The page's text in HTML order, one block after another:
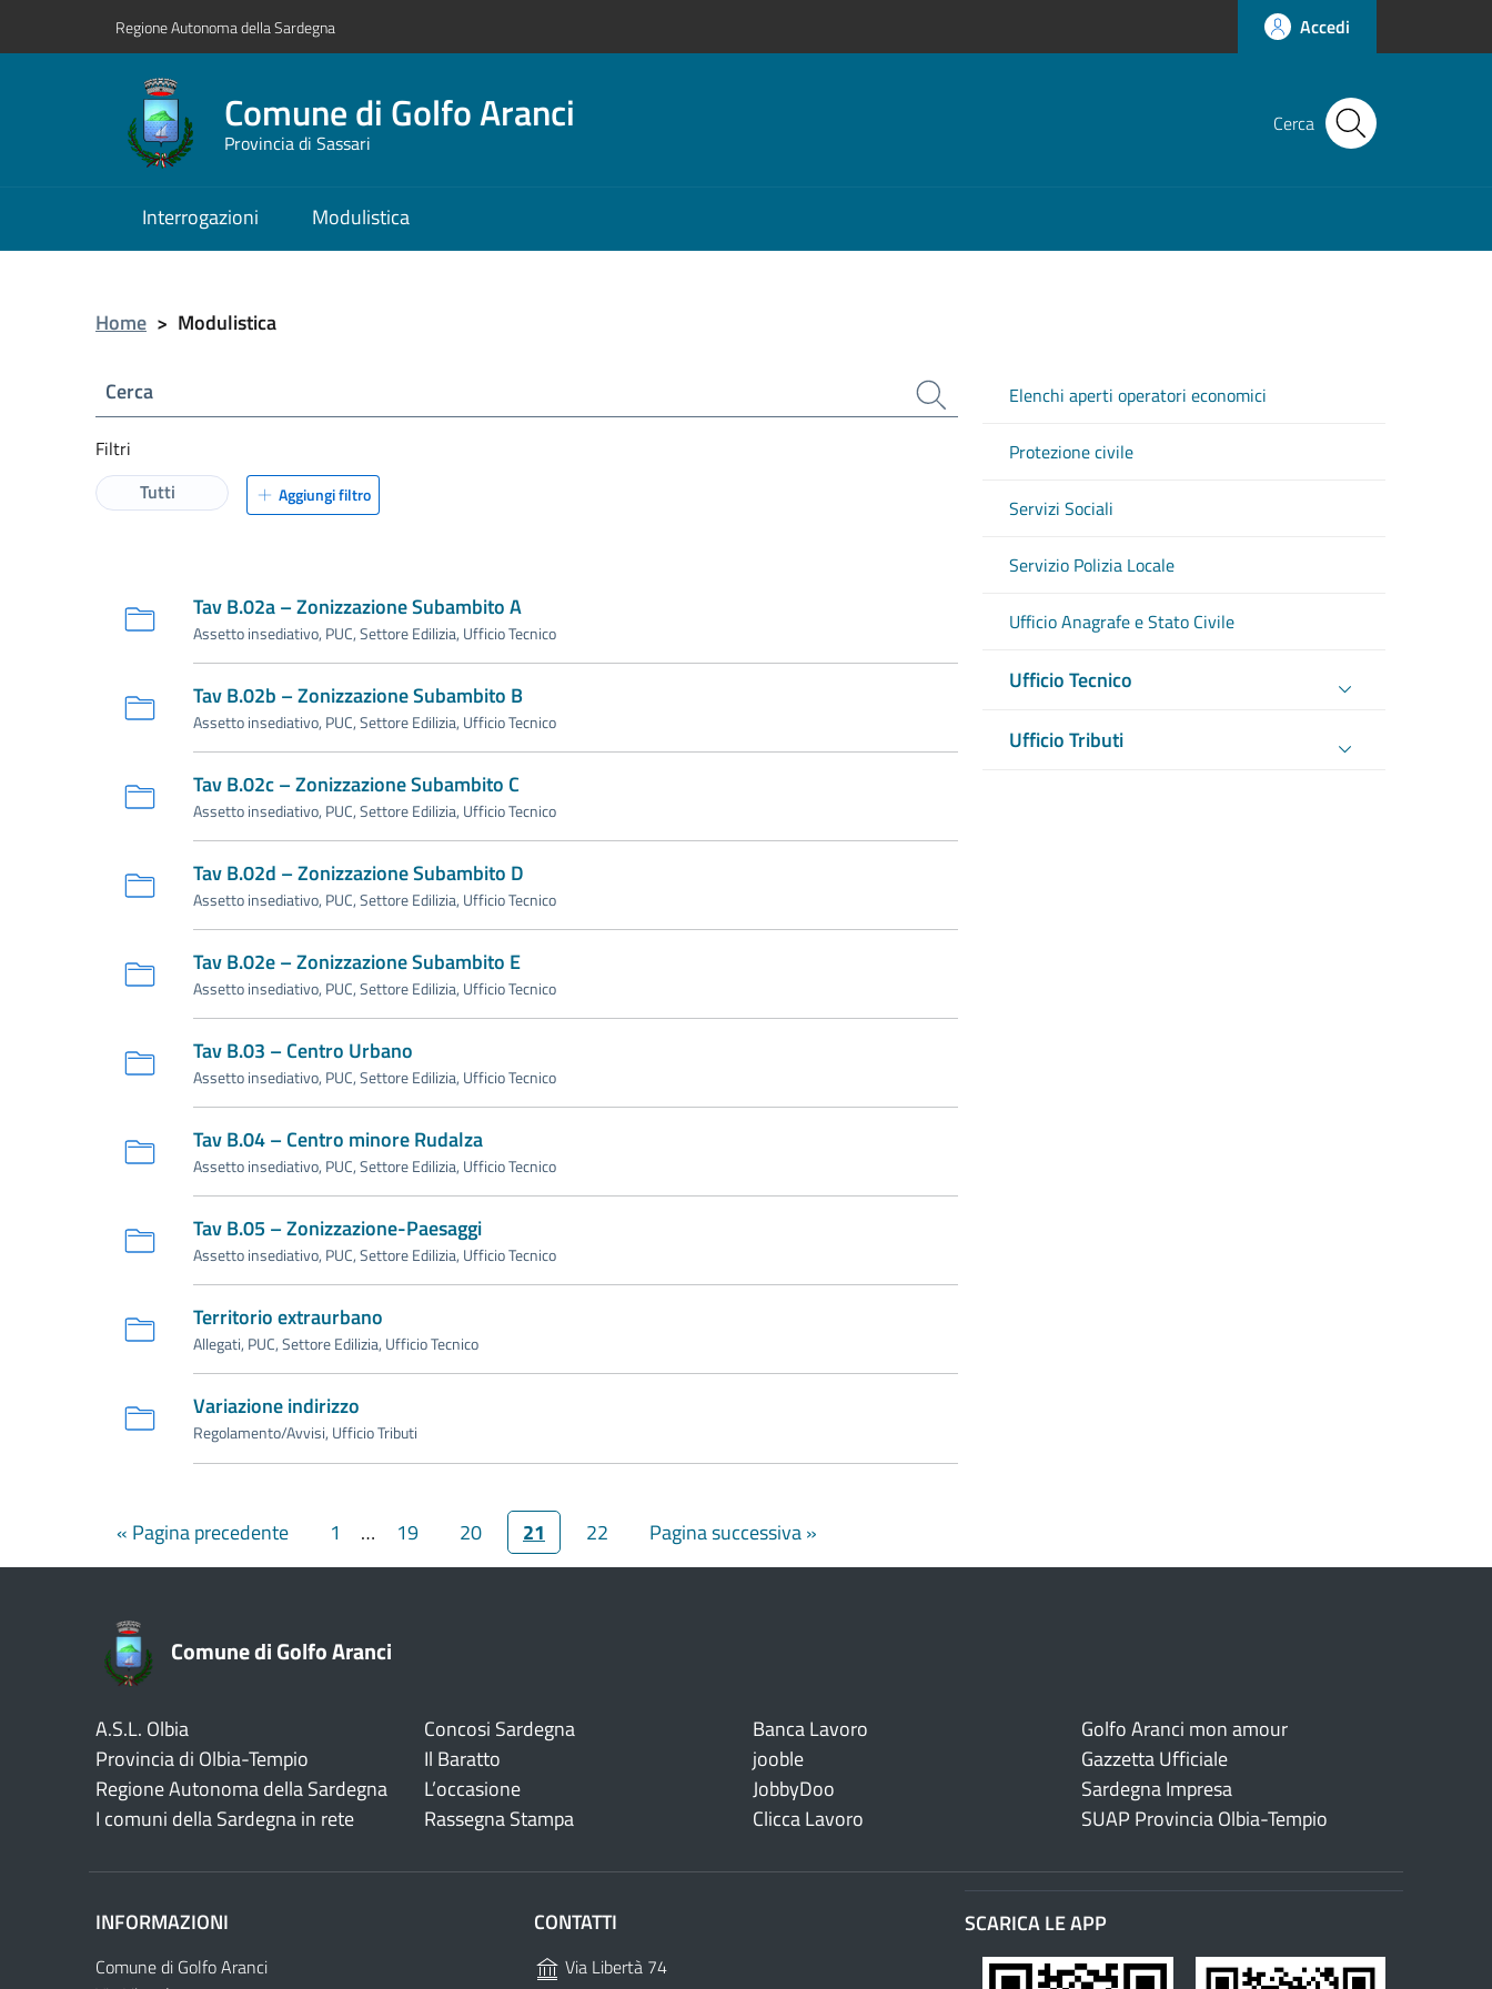
Regione Autonoma della Sardegna Accedi
Comune di Golfo Aranci
Provincia di Sassari
Cerca
Interrogazioni Modulistica
Home > Modulistica
Cerca
Filtri
Tutti
Aggiungi filtro
Tav B.02a – Zonizzazione Subambito A
Assetto insediativo, PUC, Settore Edilizia, Ufficio Tecnico
Tav B.02b – Zonizzazione Subambito B
Assetto insediativo, PUC, Settore Edilizia, Ufficio Tecnico
Tav B.02c – Zonizzazione Subambito C
Assetto insediativo, PUC, Settore Edilizia, Ufficio Tecnico
Tav B.02d – Zonizzazione Subambito D
Assetto insediativo, PUC, Settore Edilizia, Ufficio Tecnico
Tav B.02e – Zonizzazione Subambito E
Assetto insediativo, PUC, Settore Edilizia, Ufficio Tecnico
Tav B.03 – Centro Urbano
Assetto insediativo, PUC, Settore Edilizia, Ufficio Tecnico
Tav B.04 – Centro minore Rudalza
Assetto insediativo, PUC, Settore Edilizia, Ufficio Tecnico
Tav B.05 – Zonizzazione-Paesaggi
Assetto insediativo, PUC, Settore Edilizia, Ufficio Tecnico
Territorio extraurbano
Allegati, PUC, Settore Edilizia, Ufficio Tecnico
Variazione indirizzo
Regolamento/Avvisi, Ufficio Tributi
« Pagina precedente 1 … 19 20 21 22 Pagina successiva »
Elenchi aperti operatori economici
Protezione civile
Servizi Sociali
Servizio Polizia Locale
Ufficio Anagrafe e Stato Civile
Ufficio Tecnico
Ufficio Tributi
Comune di Golfo Aranci
A.S.L. Olbia
Provincia di Olbia-Tempio
Regione Autonoma della Sardegna
I comuni della Sardegna in rete
Concosi Sardegna
Il Baratto
L’occasione
Rassegna Stampa
Banca Lavoro
jooble
JobbyDoo
Clicca Lavoro
Golfo Aranci mon amour
Gazzetta Ufficiale
Sardegna Impresa
SUAP Provincia Olbia-Tempio
INFORMAZIONI
Comune di Golfo Aranci
CONTATTI
Via Libertà 74
SCARICA LE APP